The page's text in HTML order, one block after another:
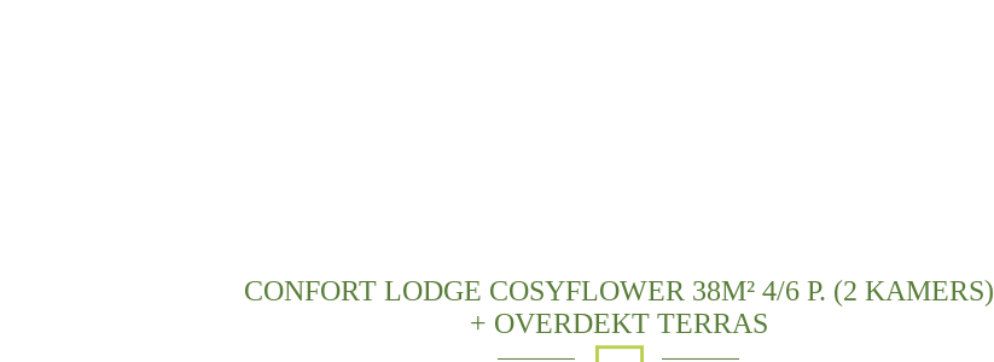
CONFORT LODGE COSYFLOWER 38M² 4/6 P. (2 KAMERS)
+ OVERDEKT TERRAS